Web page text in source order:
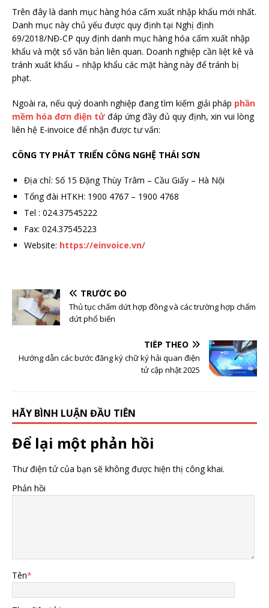
Trên đây là danh mục hàng hóa cấm xuất nhập khẩu mới nhất.
Danh mục này chủ yếu được quy định tại Nghị định
69/2018/NĐ-CP quy định danh mục hàng hóa cấm xuất nhập
khẩu và một số văn bản liên quan. Doanh nghiệp cần liệt kê và
tránh xuất khẩu – nhập khẩu các mặt hàng này để tránh bị
phạt.
Ngoài ra, nếu quý doanh nghiệp đang tìm kiếm giải pháp phần
mềm hóa đơn điện tửđáp ứng đầy đủ quy định, xin vui lòng
liên hệ E-invoice để nhận được tư vấn:
CÔNG TY PHÁT TRIỂN CÔNG NGHỆ THÁI SƠN
Địa chỉ: Số 15 Đặng Thùy Trâm – Cầu Giấy – Hà Nội
Tổng đài HTKH: 1900 4767 – 1900 4768
Tel : 024.37545222
Fax: 024.37545223
Website: https://einvoice.vn/
TRƯỚC ĐÓ
Thủ tục chấm dứt hợp đồng và các trường hợp chấm
dứt phổ biến
TIẾP THEO
Hướng dẫn các bước đăng ký chữ ký hải quan điện
tử cập nhật 2025
HÃY BÌNH LUẬN ĐẦU TIÊN
Để lại một phản hồi
Thư điện tử của bạn sẽ không được hiện thị công khai.
Phản hồi
Tên*